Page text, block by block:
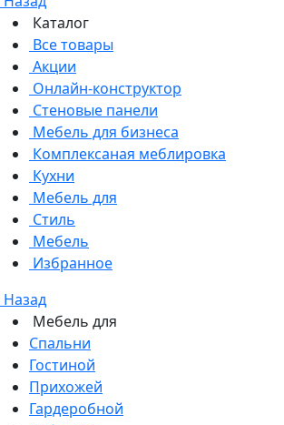
Каталог
Все товары
Акции
Онлайн-конструктор
Стеновые панели
Мебель для бизнеса
Комплексаная меблировка
Кухни
Мебель для
Стиль
Мебель
Избранное
Назад
Мебель для
Спальни
Гостиной
Прихожей
Гардеробной